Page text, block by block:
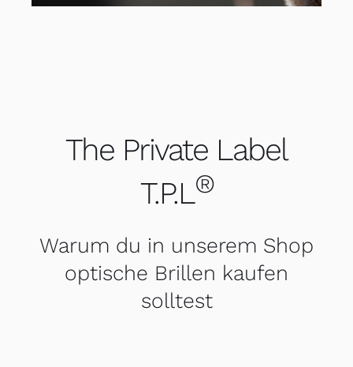
The Private Label
T.P.L®
Warum du in unserem Shop
optische Brillen kaufen
solltest